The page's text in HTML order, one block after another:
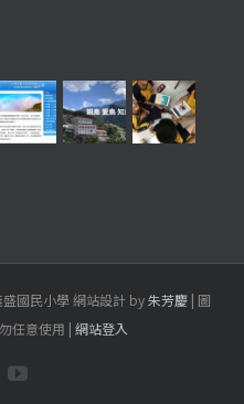
國民小學 網站設計 by朱芳慶 | 圖
任意使用 | 網站登入
YouTube